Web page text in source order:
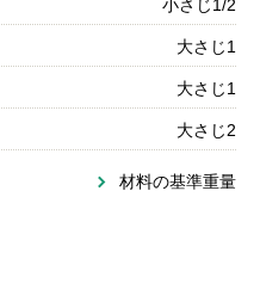
小さじ1/2
大さじ1
大さじ1
大さじ2
材料の基準重量